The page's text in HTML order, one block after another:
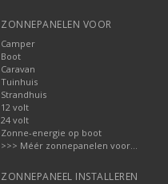
ZONNEPANELEN VOOR
Camper
Boot
Caravan
Tuinhuis
Strandhuis
12 volt
24 volt
Zonne-energie op boot
>>> Méér zonnepanelen voor...
ZONNEPANEEL INSTALLEREN